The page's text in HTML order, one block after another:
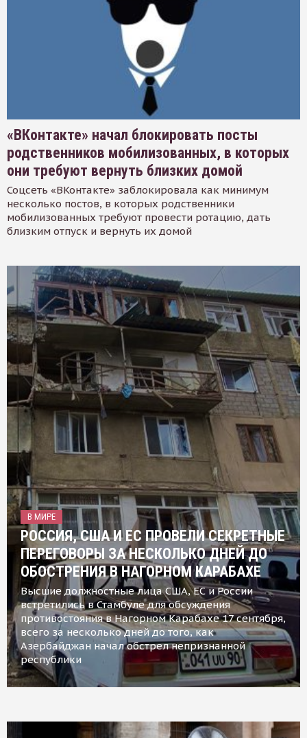
«ВКонтакте» начал блокировать посты
родственников мобилизованных, в которых
они требуют вернуть близких домой
Соцсеть «ВКонтакте» заблокировала как минимум
несколько постов, в которых родственники
мобилизованных требуют провести ротацию, дать
близким отпуск и вернуть их домой
В МИРЕ
РОССИЯ, США И ЕС ПРОВЕЛИ СЕКРЕТНЫЕ
ПЕРЕГОВОРЫ ЗА НЕСКОЛЬКО ДНЕЙ ДО
ОБОСТРЕНИЯ В НАГОРНОМ КАРАБАХЕ
Высшие должностные лица США, ЕС и России
встретились в Стамбуле для обсуждения
противостояния в Нагорном Карабахе 17 сентября,
всего за несколько дней до того, как
Азербайджан начал обстрел непризнанной
республики